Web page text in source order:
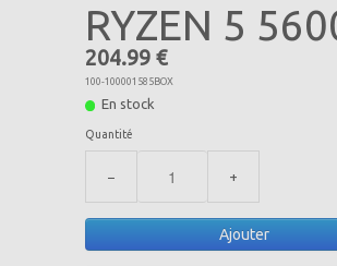
RYZEN 5
204.99 €
100-100001585BOX
En stock
Quantité
− +
Ajouter
règles de confidentialité de Google:
https://policies.google.com/